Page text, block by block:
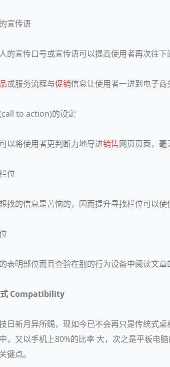
宣传语
的宣传口号或宣传语可以提高使用者再次往
或服务流程与促销信息让使用者一进到电子
to action)的设定
以将使用者更判断力地导进销售网页页面，
位
找的信息是苦恼的，因而提升寻找栏位可以
表明部位而且查验在别的行为设备中阅读文章
式 Compatibility
日新月异所赐，现如今已不会再只是传统式
，又以手机上80%的比率 大，次之是平板电
键点。